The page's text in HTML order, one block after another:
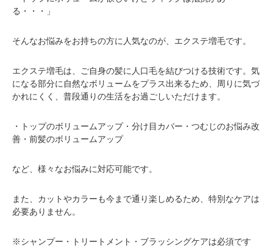
る・・・」
そんなお悩みをお持ちの方に人気なのが、エクステ増毛です。
エクステ増毛は、ご自身の髪に人口毛を結びつける技術です。気
になる部分に自然なボリュームをプラス出来るため、周りに気づ
かれにくく、普段通りの生活をお過ごしいただけます。
・トップのボリュームアップ・分け目カバー・つむじのお悩み改
善・前髪のボリュームアップ
など、様々なお悩みに対応可能です。
また、カットやカラーも今まで通り楽しめるため、特別なケアは
必要ありません。
※シャンプー・トリートメント・ブラッシングケアは必須です